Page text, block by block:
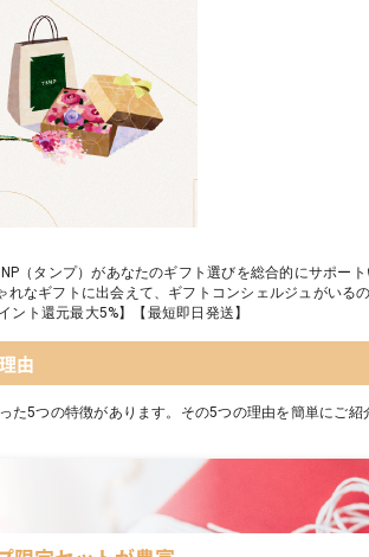
（タンプ）があなたのギフト選びを総合的にサポー
なギフトに出会えて、ギフトコンシェルジュがいる
ト還元最大5%】【最短即日発送】
由
た5つの特徴があります。その5つの理由を簡単にご紹